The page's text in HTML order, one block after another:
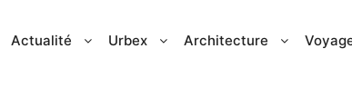
Actualité Urbex Architecture